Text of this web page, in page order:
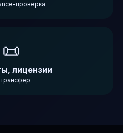
проверка
📜
лицензии
трансфер